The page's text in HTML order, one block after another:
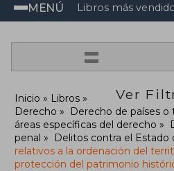
MENÚ Libros más
=
Ver
Inicio
Libros
Derecho
Derecho de países
áreas específicas del derecho
penal
Delitos contra el Estado
relativos a la ordenación del
protección del patrimonio